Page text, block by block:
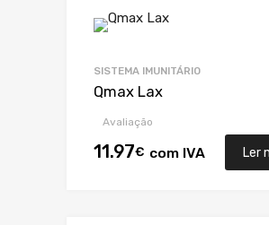
SISTEMA IMUNITÁRIO
Qmax Lax
Avaliação
11.97€ com IVA Ler